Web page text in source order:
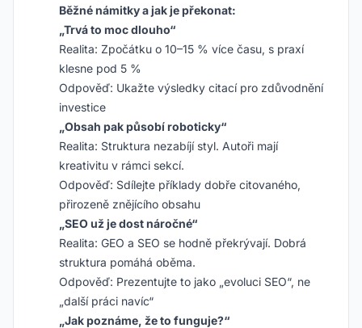
Běžné námitky a jak je překonat:
„Trvá to moc dlouho“
Realita: Zpočátku o 10–15 % více času, s praxí
klesne pod 5 %
Odpověď: Ukažte výsledky citací pro zdůvodnění
investice
„Obsah pak působí roboticky“
Realita: Struktura nezabíjí styl. Autoři mají
kreativitu v rámci sekcí.
Odpověď: Sdílejte příklady dobře citovaného,
přirozeně znějícího obsahu
„SEO už je dost náročné“
Realita: GEO a SEO se hodně překrývají. Dobrá
struktura pomáhá oběma.
Odpověď: Prezentujte to jako „evoluci SEO“, ne
„další práci navíc“
„Jak poznáme, že to funguje?“